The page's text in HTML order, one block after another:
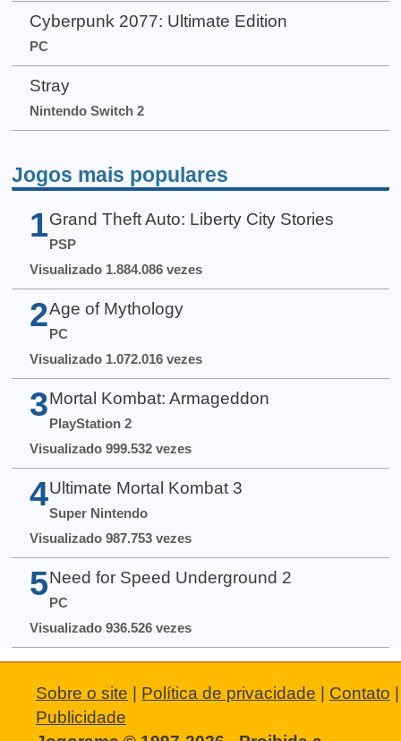
Cyberpunk 2077: Ultimate Edition
PC
Stray
Nintendo Switch 2
Jogos mais populares
1 Grand Theft Auto: Liberty City Stories
PSP
Visualizado 1.884.086 vezes
2 Age of Mythology
PC
Visualizado 1.072.016 vezes
3 Mortal Kombat: Armageddon
PlayStation 2
Visualizado 999.532 vezes
4 Ultimate Mortal Kombat 3
Super Nintendo
Visualizado 987.753 vezes
5 Need for Speed Underground 2
PC
Visualizado 936.526 vezes
Sobre o site | Política de privacidade | Contato |
Publicidade